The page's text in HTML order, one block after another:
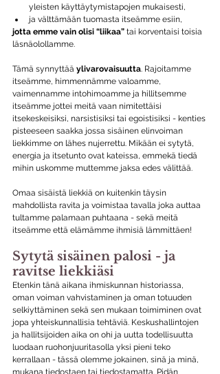
yleisten käyttäytymistapojen mukaisesti,
ja välttämään tuomasta itseämme esiin,
jotta emme vain olisi “liikaa” tai korventaisi toisia
läsnäolollamme.
Tämä synnyttää ylivarovaisuutta . Rajoitamme
itseämme, himmennämme valoamme,
vaimennamme intohimoamme ja hillitsemme
itseämme jottei meitä vaan nimitettäisi
itsekeskeisiksi, narsistisiksi tai egoistisiksi - kenties
pisteeseen saakka jossa sisäinen elinvoiman
liekkimme on lähes nujerrettu. Mikään ei sytytä,
energia ja itsetunto ovat kateissa, emmekä tiedä
mihin uskomme muttemme jaksa edes välittää.
Omaa sisäistä liekkiä on kuitenkin täysin
mahdollista ravita ja voimistaa tavalla joka auttaa
tultamme palamaan puhtaana - sekä meitä
itseämme että elämämme ihmisiä lämmittäen!
Sytytä sisäinen palosi - ja
ravitse liekkiäsi
Etenkin tänä aikana ihmiskunnan historiassa,
oman voiman vahvistaminen ja oman totuuden
selkiyttäminen sekä sen mukaan toimiminen ovat
jopa yhteiskunnallisia tehtäviä. Keskushallintojen
ja hallitsijoiden aika on ohi ja uutta todellisuutta
luodaan ruohonjuuritasolla yksi pieni teko
kerrallaan - tässä olemme jokainen, sinä ja minä,
mukana tiedostaen tai tiedostamatta. Pidän